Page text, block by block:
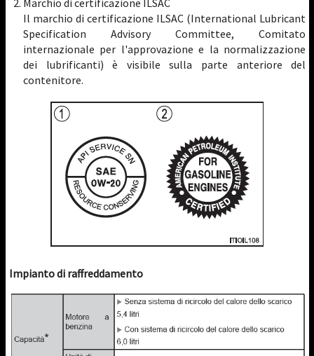
Il marchio di certificazione ILSAC (International Lubricant
Specification Advisory Committee, Comitato
internazionale per l'approvazione e la normalizzazione
dei lubrificanti) è visibile sulla parte anteriore del
contenitore.
Impianto di raffreddamento